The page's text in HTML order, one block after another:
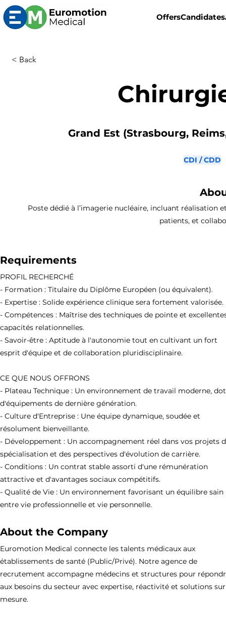
OffersCandidates
< Back
Grand Est (Strasbourg,
CDI / CDD
Poste dédié à l’imagerie nucléaire, incluant
patients, et
Requirements
PROFIL RECHERCHÉ
- Formation : Titulaire du Diplôme Européen (ou équivalent).
- Expertise : Solide expérience clinique sera fortement valorisée.
- Compétences : Maîtrise des techniques de pointe et
capacités relationnelles.
- Savoir-être : Aptitude à l'autonomie tout en cultivant un fort
esprit d'équipe et de collaboration pluridisciplinaire.
CE QUE NOUS OFFRONS
- Plateau Technique : Un environnement de travail moderne,
d'équipements de dernière génération.
- Culture d'Entreprise : Une équipe dynamique, soudée et
résolument bienveillante.
- Développement : Un accompagnement réel dans vos projets
spécialisation et des perspectives d'évolution de carrière.
- Conditions : Un contrat stable assorti d'une rémunération
attractive et d'avantages sociaux compétitifs.
- Qualité de Vie : Un environnement favorisant un équilibre sain
entre vie professionnelle et vie personnelle.
About the Company
Euromotion Medical connecte les talents médicaux aux
établissements de santé (Public/Privé). Notre agence de
recrutement accompagne médecins et structures pour
aux besoins du secteur avec expertise, réactivité et solutions sur
mesure.